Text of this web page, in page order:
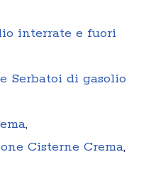
interrate e fuori
Serbatoi di gasolio
,
Cisterne Crema,